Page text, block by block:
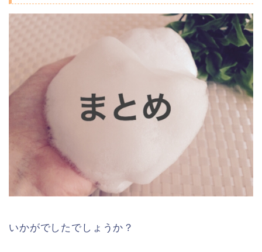
いかがでしたでしょうか？